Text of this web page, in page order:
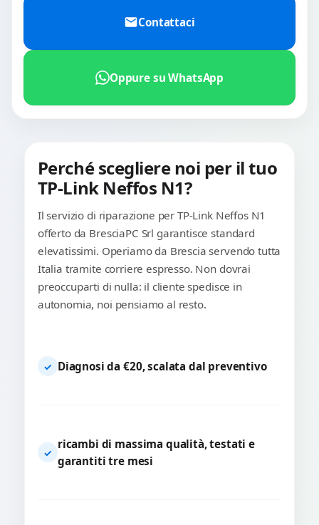
Contattaci
Oppure su WhatsApp
Perché scegliere noi per il tuo
TP-Link Neffos N1?
Il servizio di riparazione per TP-Link Neffos N1
offerto da BresciaPC Srl garantisce standard
elevatissimi. Operiamo da Brescia servendo tutta
Italia tramite corriere espresso. Non dovrai
preoccuparti di nulla: il cliente spedisce in
autonomia, noi pensiamo al resto.
✓ Diagnosi da €20, scalata dal preventivo
✓
ricambi di massima qualità, testati e
garantiti tre mesi